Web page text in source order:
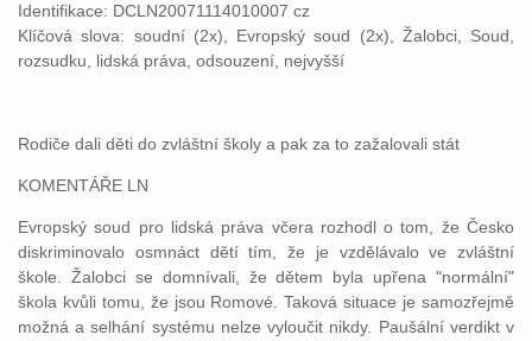
Identifikace: DCLN20071114010007 cz
Klíčová slova: soudní (2x), Evropský soud (2x), Žalobci, Soud,
rozsudku, lidská práva, odsouzení, nejvyšší
Rodiče dali děti do zvláštní školy a pak za to zažalovali stát
KOMENTÁŘE LN
Evropský soud pro lidská práva včera rozhodl o tom, že Česko
diskriminovalo osmnáct dětí tím, že je vzdělávalo ve zvláštní
škole. Žalobci se domnívali, že dětem byla upřena "normální"
škola kvůli tomu, že jsou Romové. Taková situace je samozřejmě
možná a selhání systému nelze vyloučit nikdy. Paušální verdikt v